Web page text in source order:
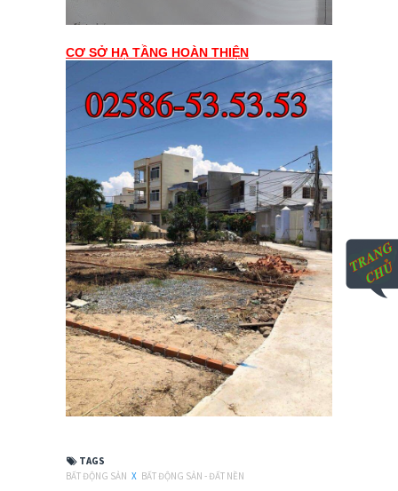
CƠ SỞ HẠ TẦNG HOÀN THIỆN
TAGS
BẤT ĐỘNG SẢN X BẤT ĐỘNG SẢN - ĐẤT NỀN